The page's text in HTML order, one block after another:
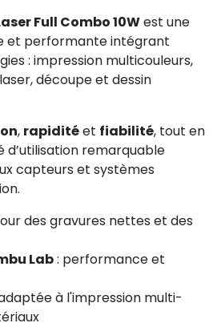
Full Combo 10West une
et performante intégrant
: impression multicouleurs,
découpe et dessin
, rapiditéet fiabilité, tout en
remarquable
capteurs et systèmes
des gravures nettes et des
Lab: performance et
à l'impression multi-